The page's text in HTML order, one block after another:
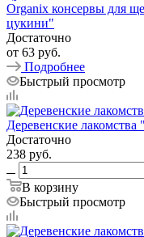
Organix консервы для
цукини"
Достаточно
от 63 руб.
Подробнее
Быстрый просмотр
Деревенские
Достаточно
238 руб.
В корзину
Быстрый просмотр